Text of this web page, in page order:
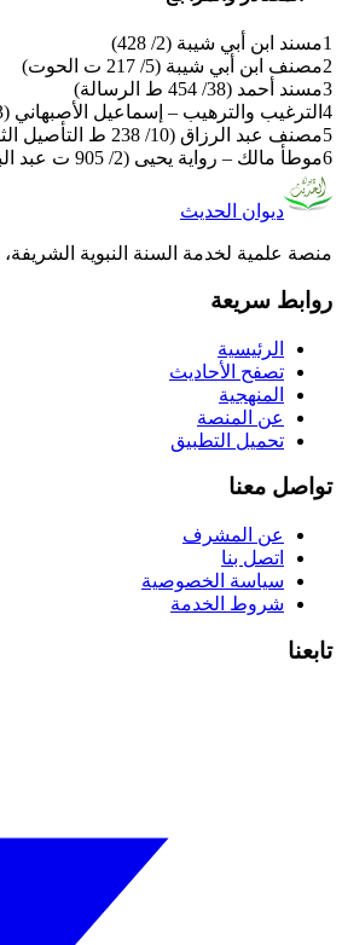
1مسند ابن أبي شيبة (2/ 428)
2مصنف ابن أبي شيبة (5/ 217 ت الحوت)
3مسند أحمد (38/ 454 ط الرسالة)
4 الترغيب والترهيب – إسماعيل الأصبهاني (3/ 210)
5مصنف عبد الرزاق (10/ 238 ط التأصيل الثانية)
6موطأ مالك – رواية يحيى (2/ 905 ت عبد الباقي)
ديوان الحديث
منصة علمية لخدمة السنة النبوية
روابط سريعة
الرئيسية
تصفح الأحاديث
المنهجية
عن المنصة
تحميل التطبيق
تواصل معنا
عن المشرف
اتصل بنا
سياسة الخصوصية
شروط الخدمة
تابعنا